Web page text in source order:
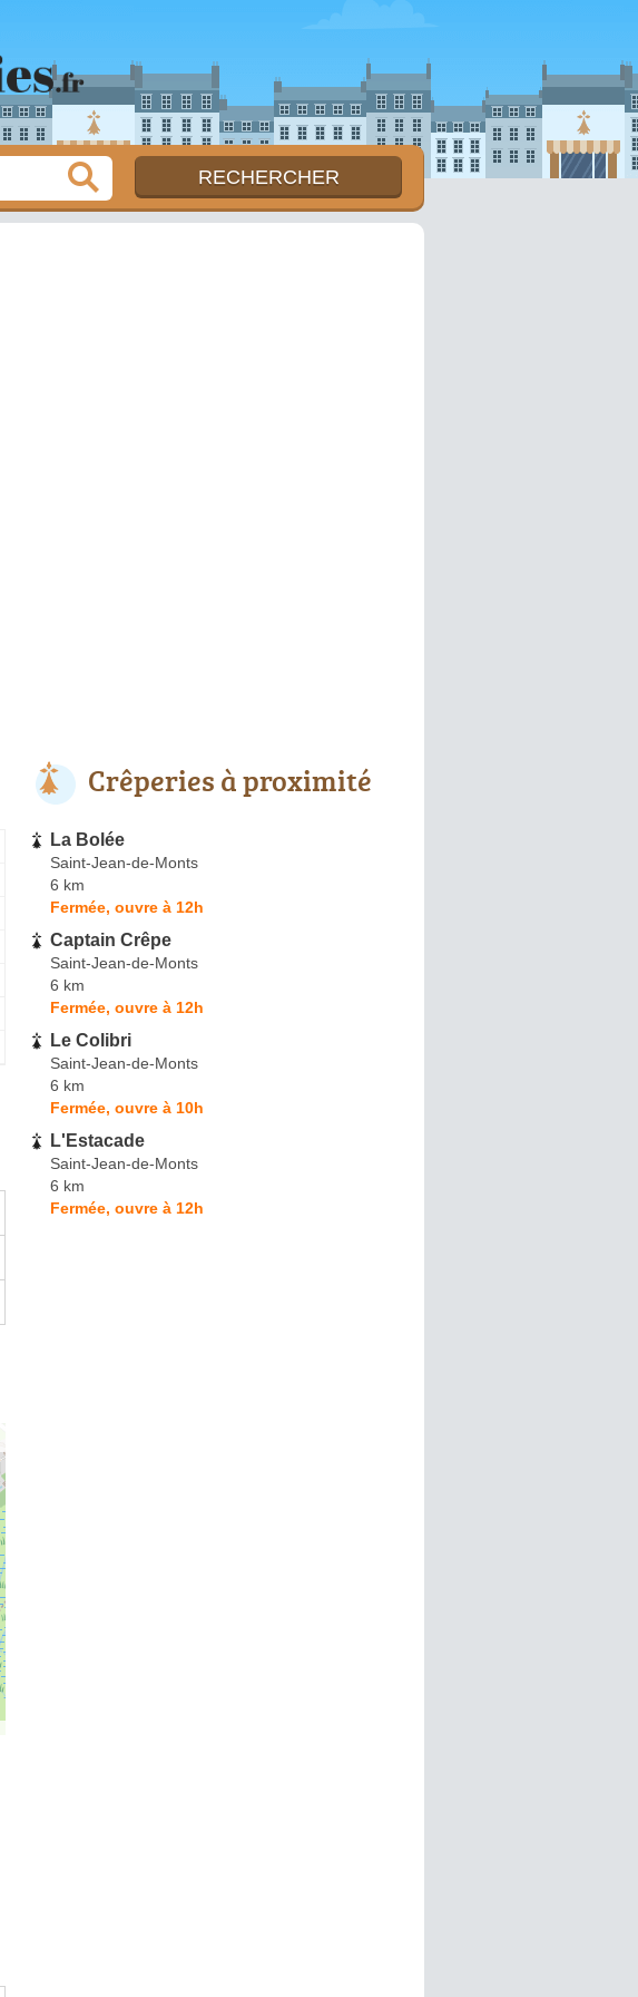
Crêperies à proximité
La Bolée
Saint-Jean-de-Monts
6 km
Fermée, ouvre à 12h
Captain Crêpe
Saint-Jean-de-Monts
6 km
Fermée, ouvre à 12h
Le Colibri
Saint-Jean-de-Monts
6 km
Fermée, ouvre à 10h
L'Estacade
Saint-Jean-de-Monts
6 km
Fermée, ouvre à 12h